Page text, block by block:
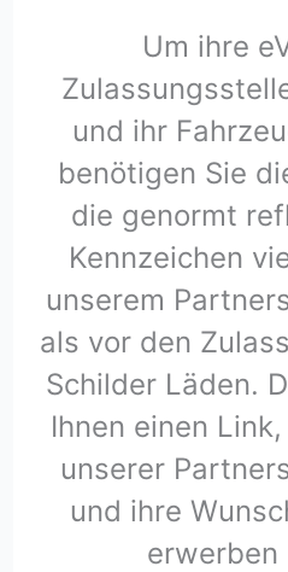
Um ihre
und ihr
benötigen Sie
die genormt
Kennzeichen
unserem
als vor den
Schilder Läden.
Ihnen einen
unserer
und ihre
erwerben